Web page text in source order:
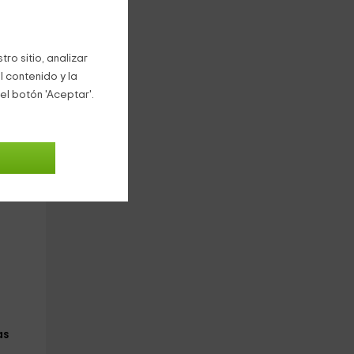
sitio, analizar
contenido y la
botón 'Aceptar'.